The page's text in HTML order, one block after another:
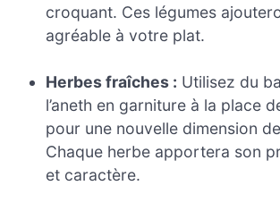
croquant. Ces légumes
agréable à votre plat.
Herbes fraîches : Utilisez du
l’aneth en garniture à la place
pour une nouvelle dimension
Chaque herbe apportera son
et caractère.